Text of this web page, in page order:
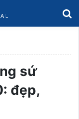
sứ
đẹp,